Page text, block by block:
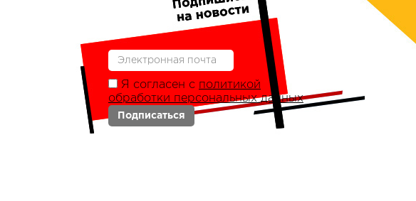
Я согласен с политикой
обработки персональных данных